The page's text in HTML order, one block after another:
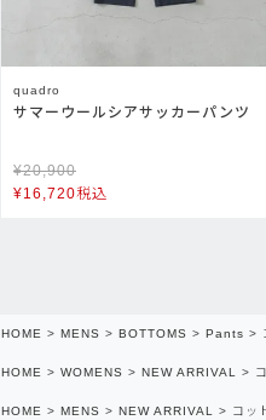
quadro
サマーウールシアサッカーパンツ
¥20,900
¥16,720税込
HOME MENS BOTTOMS Pants
HOME WOMENS NEW ARRIVAL
HOME MENS NEW ARRIVAL コッ